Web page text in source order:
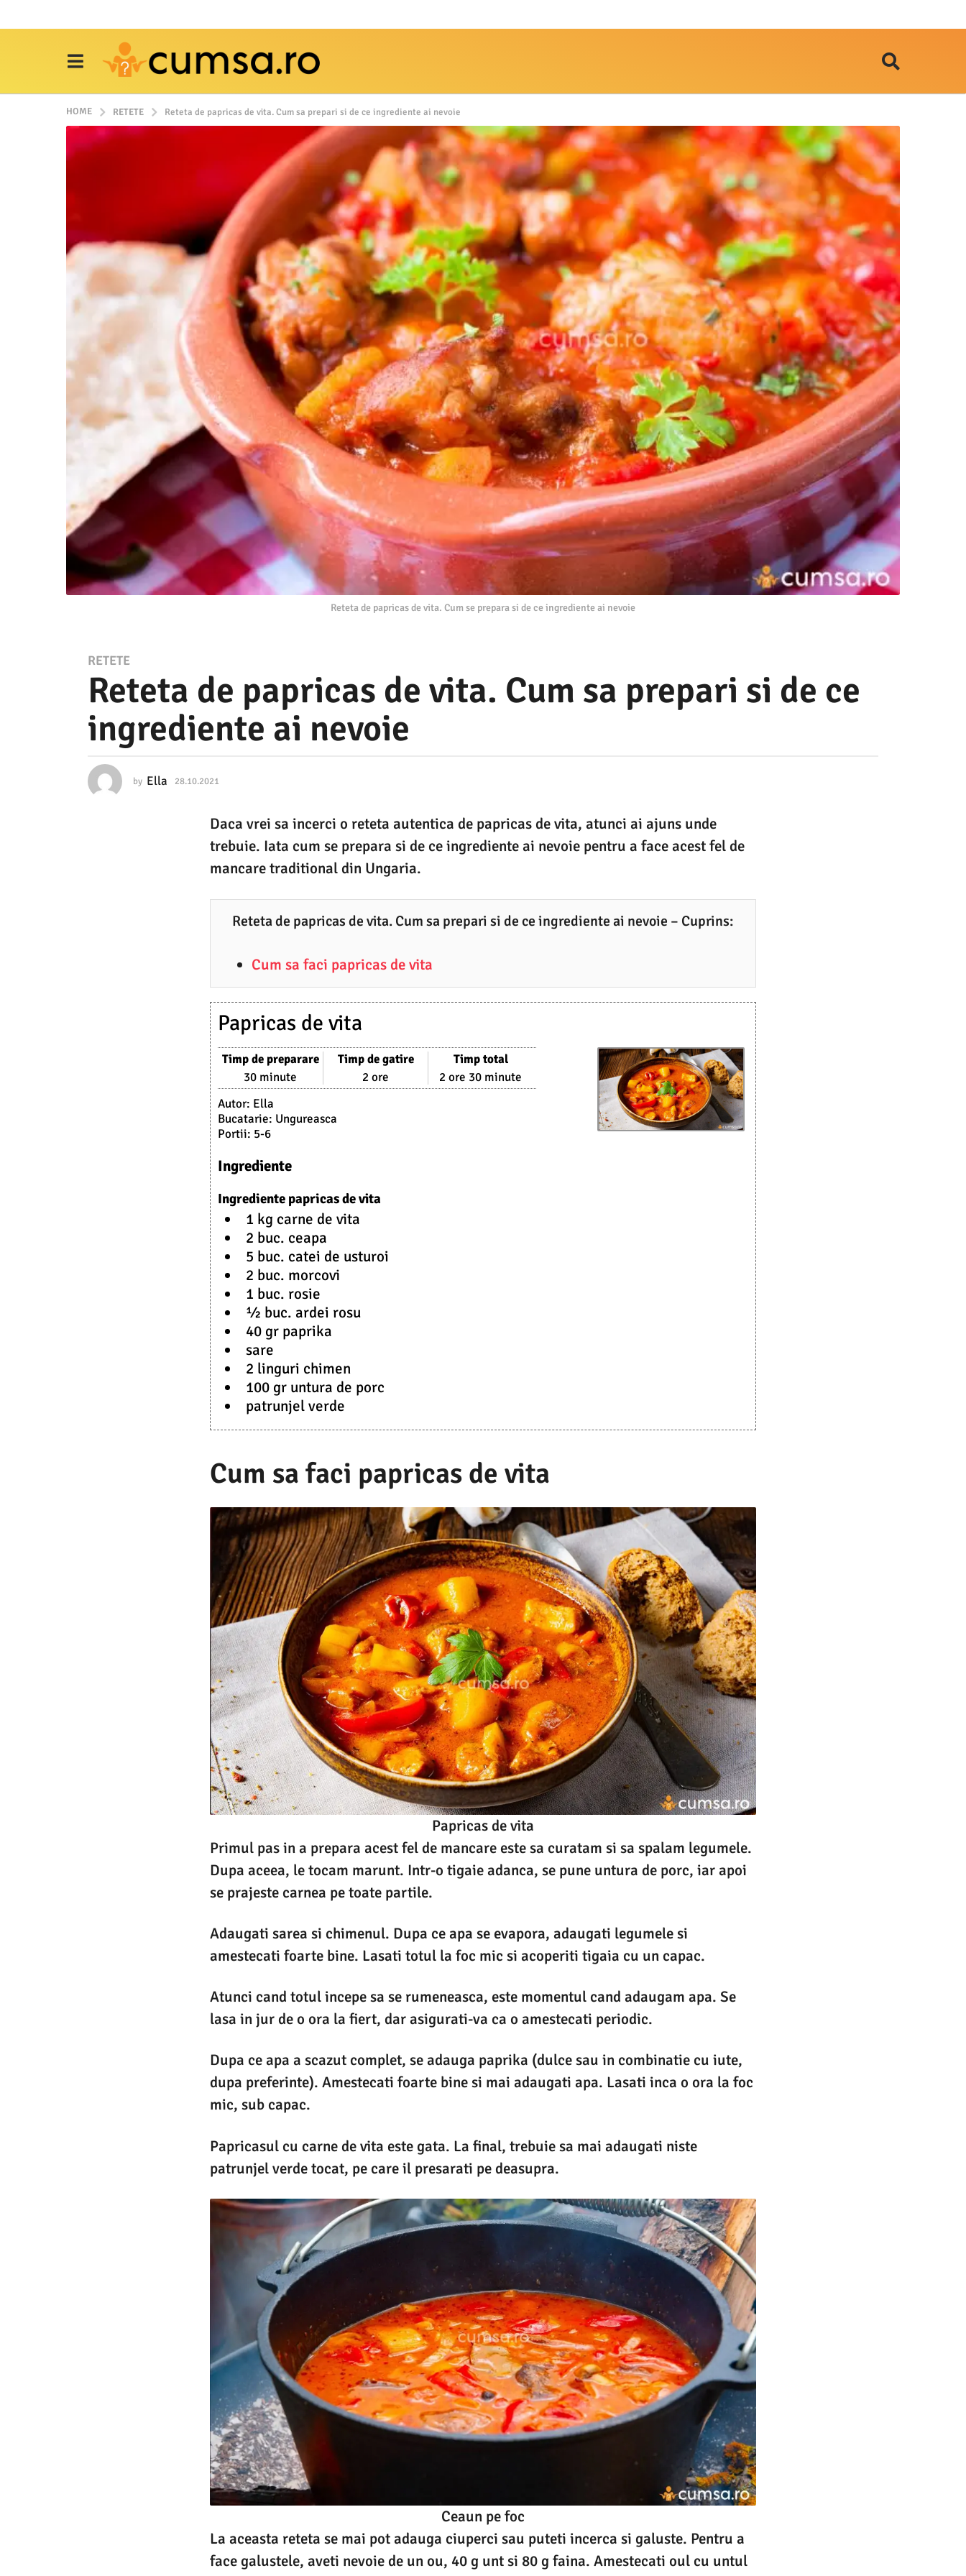
HOME RETETE Reteta de papricas de vita. Cum sa prepari si de ce ingrediente ai nevoie
Reteta de papricas de vita. Cum se prepara si de ce ingrediente ai nevoie
2
8
.
1
.
2
RETETE
Reteta de papricas de vita. Cum sa prepari si de ce
ingrediente ai nevoie
by Ella 28.10.2021
0
.
2
0
3
Daca vrei sa incerci o reteta autentica de papricas de vita, atunci ai ajuns unde
trebuie. Iata cum se prepara si de ce ingrediente ai nevoie pentru a face acest fel de
mancare traditional din Ungaria.
Reteta de papricas de vita. Cum sa prepari si de ce ingrediente ai nevoie – Cuprins:
Cum sa faci papricas de vita
Papricas de vita
Timp de preparare
30 minute
Timp de gatire
2 ore
Timp total
2 ore 30 minute
Autor: Ella
Bucatarie: Ungureasca
Portii: 5-6
Ingrediente
Ingrediente papricas de vita
1 kg carne de vita
2 buc. ceapa
5 buc. catei de usturoi
2 buc. morcovi
1 buc. rosie
½ buc. ardei rosu
40 gr paprika
sare
2 linguri chimen
100 gr untura de porc
patrunjel verde
Cum sa faci papricas de vita
Papricas de vita
Primul pas in a prepara acest fel de mancare este sa curatam si sa spalam legumele.
Dupa aceea, le tocam marunt. Intr-o tigaie adanca, se pune untura de porc, iar apoi
se prajeste carnea pe toate partile.
Adaugati sarea si chimenul. Dupa ce apa se evapora, adaugati legumele si
amestecati foarte bine. Lasati totul la foc mic si acoperiti tigaia cu un capac.
Atunci cand totul incepe sa se rumeneasca, este momentul cand adaugam apa. Se
lasa in jur de o ora la fiert, dar asigurati-va ca o amestecati periodic.
Dupa ce apa a scazut complet, se adauga paprika (dulce sau in combinatie cu iute,
dupa preferinte). Amestecati foarte bine si mai adaugati apa. Lasati inca o ora la foc
mic, sub capac.
Papricasul cu carne de vita este gata. La final, trebuie sa mai adaugati niste
patrunjel verde tocat, pe care il presarati pe deasupra.
Ceaun pe foc
La aceasta reteta se mai pot adauga ciuperci sau puteti incerca si galuste. Pentru a
face galustele, aveti nevoie de un ou, 40 g unt si 80 g faina. Amestecati oul cu untul